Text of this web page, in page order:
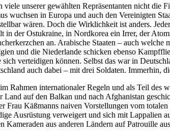
unserer gewählten Repräsentanten nicht die
wuchsen in Europa und auch den Vereinigten
wären. Doch die Wirklichkeit ist anders.
der Ostukraine, in Nordkorea ein Irrer, der
an. Arabische Staaten – auch
und die Niederlande schicken ebenso
verteidigen können. Selbst das war in
auch dabei – mit drei Soldaten. Immerhin,
Rahmen internationaler Regeln und als Teil des
auf den Balkan und nach Afghanistan
Käßmanns naiven Vorstellungen vom
Ausrüstung verweigert und sich mit Lappalien
Kameraden aus anderen Ländern auf Patrouille